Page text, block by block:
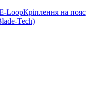
LoopКріплення на пояс
Tech)